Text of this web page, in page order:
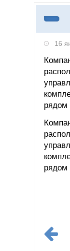
16
рядом
рядом